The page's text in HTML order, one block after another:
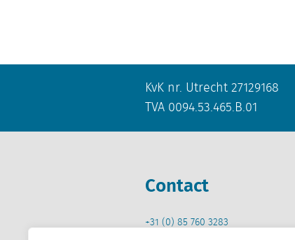
KvK nr. Utrecht 27129168
TVA 0094.53.465.B.01
Contact
+31 (0) 85 760 3283